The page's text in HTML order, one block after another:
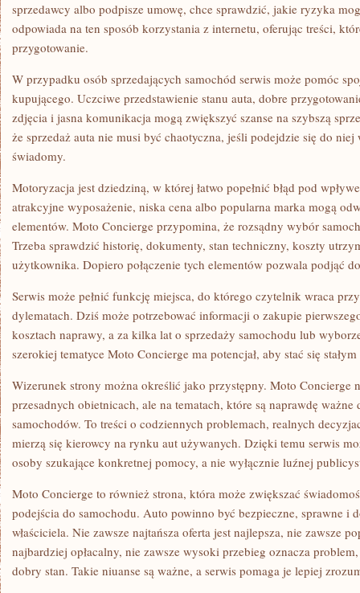
sprzedawcy albo podpisze umowę, chce sprawdzić, jakie ryzyka
odpowiada na ten sposób korzystania z internetu, oferując treści,
przygotowanie.
W przypadku osób sprzedających samochód serwis może pomóc
kupującego. Uczciwe przedstawienie stanu auta, dobre
zdjęcia i jasna komunikacja mogą zwiększyć szanse na szybszą
że sprzedaż auta nie musi być chaotyczna, jeśli podejdzie się do
świadomy.
Motoryzacja jest dziedziną, w której łatwo popełnić błąd pod
atrakcyjne wyposażenie, niska cena albo popularna marka mogą
elementów. Moto Concierge przypomina, że rozsądny wybór
Trzeba sprawdzić historię, dokumenty, stan techniczny, koszty
użytkownika. Dopiero połączenie tych elementów pozwala podjąć
Serwis może pełnić funkcję miejsca, do którego czytelnik wraca
dylematach. Dziś może potrzebować informacji o zakupie
kosztach naprawy, a za kilka lat o sprzedaży samochodu lub
szerokiej tematyce Moto Concierge ma potencjał, aby stać się
Wizerunek strony można określić jako przystępny. Moto Concierge
przesadnych obietnicach, ale na tematach, które są naprawdę
samochodów. To treści o codziennych problemach, realnych
mierzą się kierowcy na rynku aut używanych. Dzięki temu serwis
osoby szukające konkretnej pomocy, a nie wyłącznie luźnej
Moto Concierge to również strona, która może zwiększać
podejścia do samochodu. Auto powinno być bezpieczne, sprawne i
właściciela. Nie zawsze najtańsza oferta jest najlepsza, nie zawsze
najbardziej opłacalny, nie zawsze wysoki przebieg oznacza
dobry stan. Takie niuanse są ważne, a serwis pomaga je lepiej